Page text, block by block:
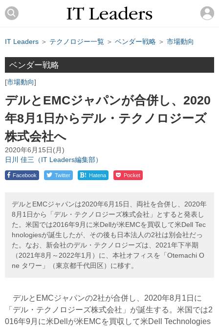
IT Leaders ＞ テクノロジー一覧 ＞ ベンダー戦略 ＞ 市場動向
ベンダー戦略
市場動向
デルとEMCジャパンが合併し、2020
年8月1日からデル・テクノロジーズ
株式会社へ
2020年6月15日(月)
日川 佳三（IT Leaders編集部）
Facebook Twitter ! Hatena Pocket
デルとEMCジャパンは2020年6月15日、両社を合併し、2020年
8月1日から「デル・テクノロジーズ株式会社」とすると発表し
た。米国では2016年9月に米Dellが米EMCを買収して米Dell Tec
hnologiesが誕生したが、その後も日本法人の2社は別会社だっ
た。なお、新会社のデル・テクノロジーズは、2021年下半期
（2021年8月～2022年1月）に、本社オフィスを「Otemachi O
ne タワー」（東京都千代田区）に移す。
デルとEMCジャパンの2社が合併し、2020年8月1日に
「デル・テクノロジーズ株式会社」が誕生する。米国では2
016年9月に米Dellが米EMCを買収して米Dell Technologies